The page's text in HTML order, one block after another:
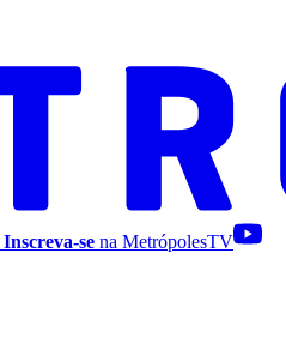
Inscreva-se na MetrópolesTV